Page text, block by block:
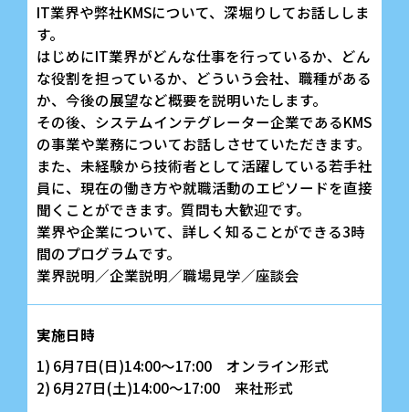
IT業界や弊社KMSについて、深堀りしてお話ししま
す。
はじめにIT業界がどんな仕事を行っているか、どん
な役割を担っているか、どういう会社、職種がある
か、今後の展望など概要を説明いたします。
その後、システムインテグレーター企業であるKMS
の事業や業務についてお話しさせていただきます。
また、未経験から技術者として活躍している若手社
員に、現在の働き方や就職活動のエピソードを直接
聞くことができます。質問も大歓迎です。
業界や企業について、詳しく知ることができる3時
間のプログラムです。
業界説明／企業説明／職場見学／座談会
実施日時
1) 6月7日(日)14:00～17:00 オンライン形式
2) 6月27日(土)14:00～17:00 来社形式